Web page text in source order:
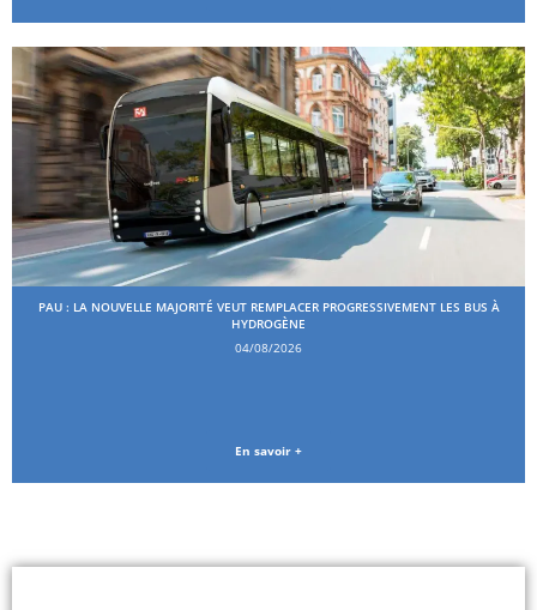
PAU : LA NOUVELLE MAJORITÉ VEUT REMPLACER PROGRESSIVEMENT LES BUS À
HYDROGÈNE
04/08/2026
En savoir +